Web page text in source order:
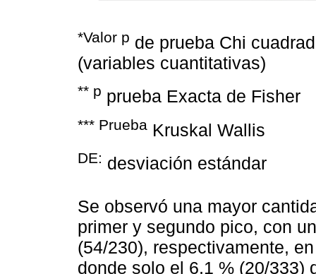
*Valor p de prueba Chi
(variables cuantitativas)
** p prueba Exacta de Fisher
*** Prueba Kruskal Wallis
DE: desviación estándar
Se observó una mayor
primer y segundo pico, con
(54/230), respectivamente,
donde solo el 6,1 % (20/333)